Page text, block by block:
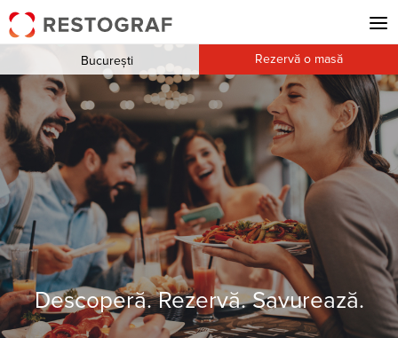
Descoperă. Rezervă. Savurează.
București Rezervă o masă